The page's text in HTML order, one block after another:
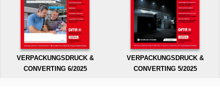
VERPACKUNGSDRUCK &
CONVERTING 6/2025
VERPACKUNGSDRUCK &
CONVERTING 5/2025